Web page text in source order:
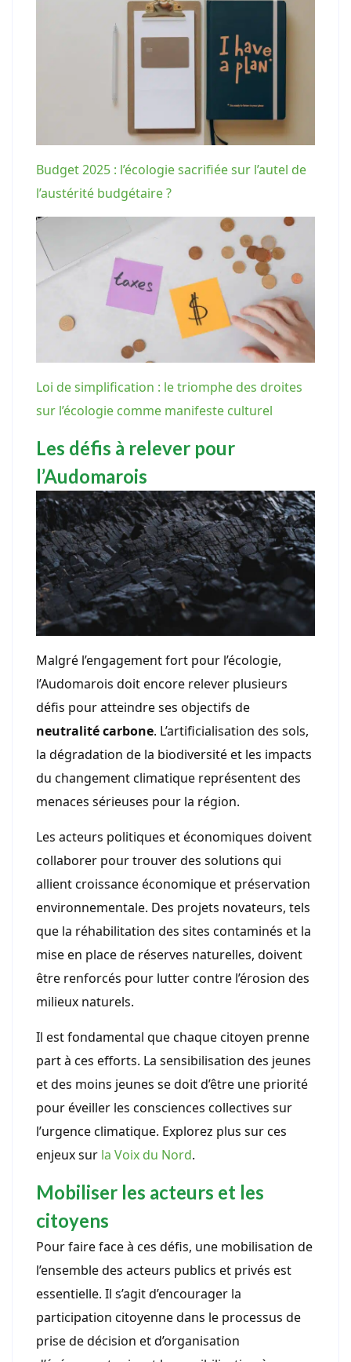
Budget 2025 : l’écologie sacrifiée sur l’autel de
l’austérité budgétaire ?
Loi de simplification : le triomphe des droites
sur l’écologie comme manifeste culturel
Les défis à relever pour
l’Audomarois
Malgré l’engagement fort pour l’écologie,
l’Audomarois doit encore relever plusieurs
défis pour atteindre ses objectifs de
neutralité carbone. L’artificialisation des sols,
la dégradation de la biodiversité et les impacts
du changement climatique représentent des
menaces sérieuses pour la région.
Les acteurs politiques et économiques doivent
collaborer pour trouver des solutions qui
allient croissance économique et préservation
environnementale. Des projets novateurs, tels
que la réhabilitation des sites contaminés et la
mise en place de réserves naturelles, doivent
être renforcés pour lutter contre l’érosion des
milieux naturels.
Il est fondamental que chaque citoyen prenne
part à ces efforts. La sensibilisation des jeunes
et des moins jeunes se doit d’être une priorité
pour éveiller les consciences collectives sur
l’urgence climatique. Explorez plus sur ces
enjeux sur la Voix du Nord.
Mobiliser les acteurs et les
citoyens
Pour faire face à ces défis, une mobilisation de
l’ensemble des acteurs publics et privés est
essentielle. Il s’agit d’encourager la
participation citoyenne dans le processus de
prise de décision et d’organisation